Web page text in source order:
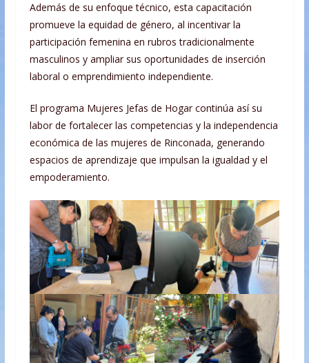
Además de su enfoque técnico, esta capacitación
promueve la equidad de género, al incentivar la
participación femenina en rubros tradicionalmente
masculinos y ampliar sus oportunidades de inserción
laboral o emprendimiento independiente.
El programa Mujeres Jefas de Hogar continúa así su
labor de fortalecer las competencias y la independencia
económica de las mujeres de Rinconada, generando
espacios de aprendizaje que impulsan la igualdad y el
empoderamiento.